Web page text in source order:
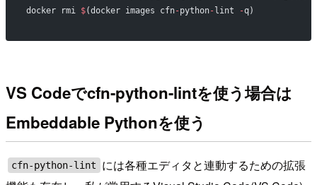
docker rmi $(docker images cfn-python- lint -q)
VS Codeでcfn-python-lintを使う場合は
Embeddable Pythonを使う
cfn-python-lint
には各種エディタと連動するための拡張